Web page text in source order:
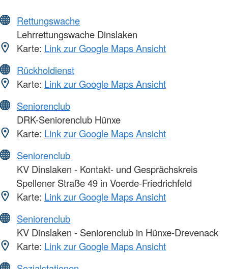
Rettungswache
Lehrrettungswache Dinslaken
Karte: Link zur Google Maps Ansicht
Rückholdienst
Karte: Link zur Google Maps Ansicht
Seniorenclub
DRK-Seniorenclub Hünxe
Karte: Link zur Google Maps Ansicht
Seniorenclub
KV Dinslaken - Kontakt- und Gesprächskreis
Spellener Straße 49 in Voerde-Friedrichfeld
Karte: Link zur Google Maps Ansicht
Seniorenclub
KV Dinslaken - Seniorenclub in Hünxe-Drevenack
Karte: Link zur Google Maps Ansicht